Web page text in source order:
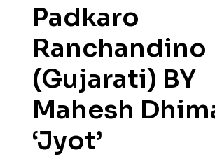
Padkaro
Ranchandino
(Gujarati) BY
Mahesh
‘Jyot’